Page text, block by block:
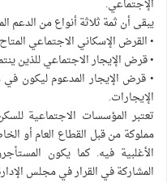
الإجتماعي.
يبقى أن ثمة ثلاثة أنواع من الدعم
• القرض الإسكاني الاجتماعي
• قرض الإيجار الاجتماعي للذين
• قرض الإيجار المدعوم ليكون في
الإيجارات.
تعتبر المؤسسات الاجتماعية
مملوكة من قبل القطاع العام أو
الأغلبية فيه. كما يكون
المشاركة في القرار في مجلس